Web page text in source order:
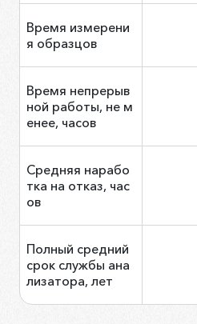
Время измерени
я образцов
Время непрерыв
ной работы, не м
енее, часов
Средняя нарабо
тка на отказ, час
ов
Полный средний
срок службы ана
лизатора, лет